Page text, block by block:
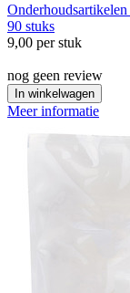
Onderhoudsartikelen
90 stuks
9,00 per stuk
nog geen review
In winkelwagen
Meer informatie